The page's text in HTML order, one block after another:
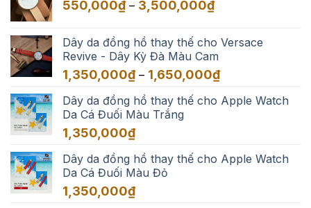
đến
550,000₫ – 3,500,000₫Khoảng
550,000₫
đến
3,500,000₫
Dây da đồng hồ thay thế cho Versace
Revive - Dây Kỳ Đà Màu Cam
1,350,000₫ – 1,650,000₫Khoảng
từ
Dây da đồng hồ thay thế cho Apple Watch
Da Cá Đuối Màu Trắng
1,350,000₫
Dây da đồng hồ thay thế cho Apple Watch
Da Cá Đuối Màu Đỏ
1,350,000₫